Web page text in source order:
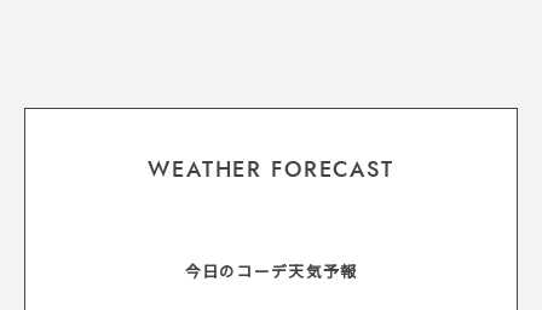
WEATHER FORECAST
今日のコーデ天気予報